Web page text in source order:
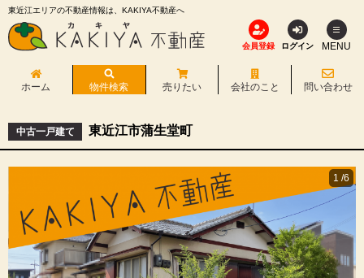
東近江エリアの不動産情報は、KAKIYA不動産へ
会員登録 ログイン MENU
ホーム 物件検索 売りたい 会社のこと 問い合わせ
中古一戸建て 東近江市蒲生堂町
1 /6